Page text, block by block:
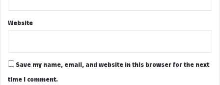
Website
Save my name, email, and website in this browser for the next
time I comment.